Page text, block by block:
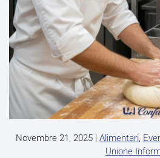
Novembre 21, 2025 | Alimentari,
Unione